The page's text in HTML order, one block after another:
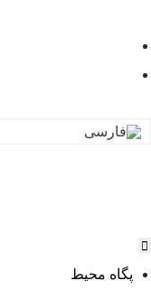
پگاه محیط